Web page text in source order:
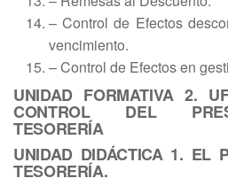
– Control de Efectos
vencimiento.
– Control de Efectos en
UNIDAD FORMATIVA 2.
CONTROL DEL
TESORERÍA
UNIDAD DIDÁCTICA 1. EL
TESORERÍA.